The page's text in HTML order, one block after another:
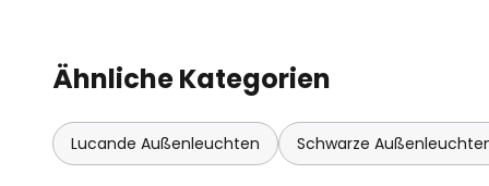
Ähnliche Kategorien
Lucande Außenleuchten Schwarze